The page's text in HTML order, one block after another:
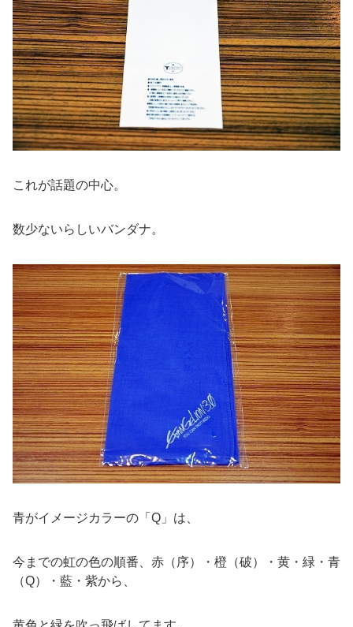
これが話題の中心。
数少ないらしいバンダナ。
青がイメージカラーの「Q」は、
今までの虹の色の順番、赤（序）・橙（破）・黄・緑・青
（Q）・藍・紫から、